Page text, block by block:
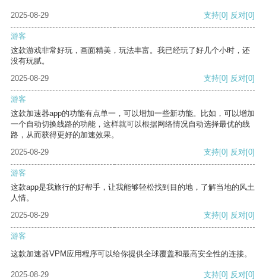
2025-08-29 支持[0] 反对[0]
游客
这款游戏非常好玩，画面精美，玩法丰富。我已经玩了好几个小时，还
没有玩腻。
2025-08-29
支持[0] 反对[0]
游客
这款加速器app的功能有点单一，可以增加一些新功能。比如，可以增加
一个自动切换线路的功能，这样就可以根据网络情况自动选择最优的线
路，从而获得更好的加速效果。
2025-08-29
支持[0] 反对[0]
游客
这款app是我旅行的好帮手，让我能够轻松找到目的地，了解当地的风土
人情。
2025-08-29
支持[0] 反对[0]
游客
这款加速器VPM应用程序可以给你提供全球覆盖和最高安全性的连接。
2025-08-29 支持[0] 反对[0]